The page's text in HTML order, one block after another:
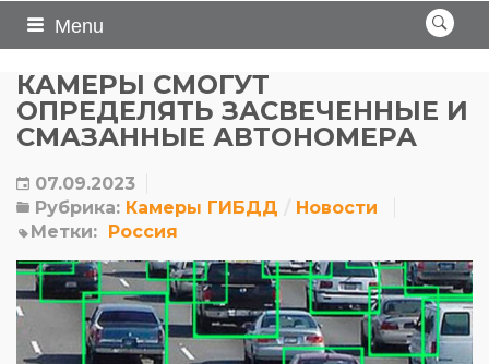
Menu
КАМЕРЫ СМОГУТ
ОПРЕДЕЛЯТЬ ЗАСВЕЧЕННЫЕ И
СМАЗАННЫЕ АВТОНОМЕРА
07.09.2023
Рубрика: Камеры ГИБДД
Новости
Метки: Россия